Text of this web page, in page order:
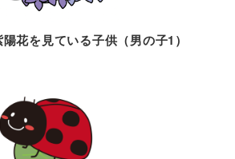
花を見ている子供（男の子1）